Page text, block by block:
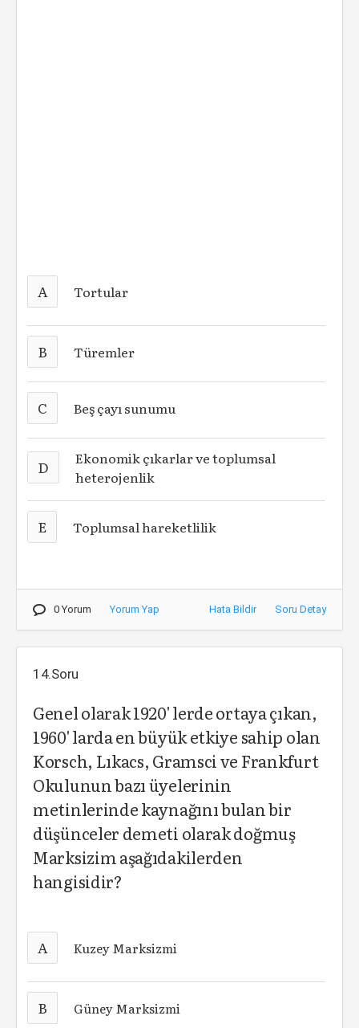
A Tortular
B Türemler
C Beş çayı sunumu
D
Ekonomik çıkarlar ve toplumsal
heterojenlik
E Toplumsal hareketlilik
0 Yorum Yorum Yap Hata Bildir Soru Detay
14.Soru
Genel olarak 1920' lerde ortaya çıkan,
1960' larda en büyük etkiye sahip olan
Korsch, Lıkacs, Gramsci ve Frankfurt
Okulunun bazı üyelerinin
metinlerinde kaynağını bulan bir
düşünceler demeti olarak doğmuş
Marksizim aşağıdakilerden
hangisidir?
A Kuzey Marksizmi
B Güney Marksizmi